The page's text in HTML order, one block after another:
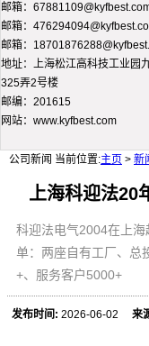
邮箱：
邮箱：
邮箱：
地址：上海松江高科技工业园
325弄2号楼
邮编：201615
网站：www.kyfbest.com
公司新闻 当前位置:主页 > 新
上海科迎法20
科迎法电气2004在上
单：两座自有工厂、总
+、服务客户5000+
发布时间: 2026-06-02 来